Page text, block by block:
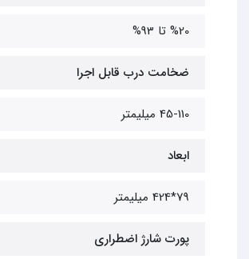
%20 تا 93%
ضخامت درب قابل اجرا
45-110 میلیمتر
ابعاد
79*424 میلیمتر
پورت شارژ اضطراری